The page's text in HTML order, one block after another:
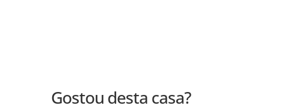
Gostou desta casa?